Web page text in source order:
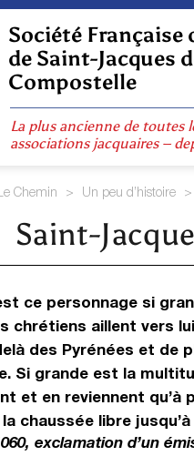
Société Française
de Saint-Jacques
Compostelle
La plus ancienne de toutes
associations jacquaires –
Chemin > Un peu d’histoire >
Saint-
ce personnage si
chrétiens aillent vers
des Pyrénées et de
Si grande est la
et en reviennent qu’à
la chaussée libre jusqu’à
exclamation d’un